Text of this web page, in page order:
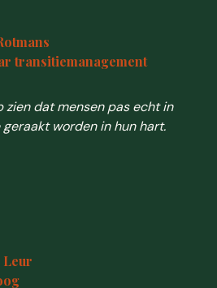
transitiemanagement
zien dat mensen pas echt in
worden in hun hart.
Leur